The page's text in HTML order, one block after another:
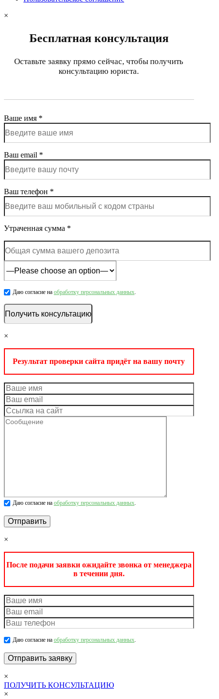
×
Бесплатная консультация
Оставьте заявку прямо сейчас, чтобы получить
консультацию юриста.
Ваше имя *
Ваш email *
Ваш телефон *
Утраченная сумма *
Даю согласие на обработку персональных данных.
×
Результат проверки сайта придёт на вашу почту
Даю согласие на обработку персональных данных.
×
После подачи заявки ожидайте звонка от менеджера
в течении дня.
Даю согласие на обработку персональных данных.
×
ПОЛУЧИТЬ КОНСУЛЬТАЦИЮ
×